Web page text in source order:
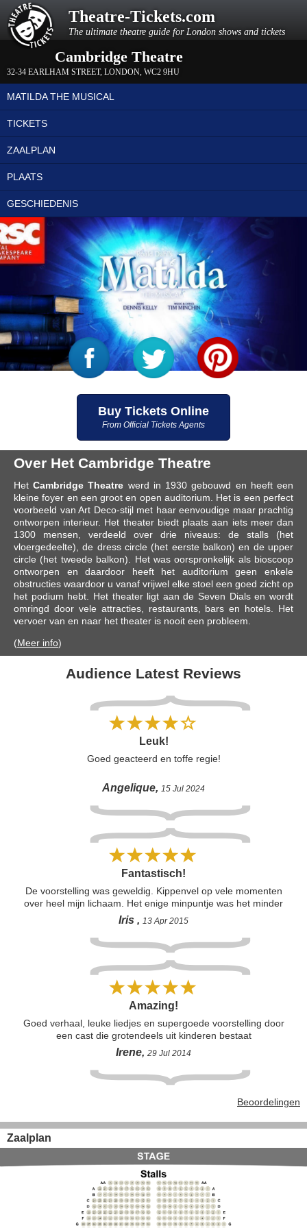
Theatre-Tickets.com
The ultimate theatre guide for London shows and tickets
Cambridge Theatre
32-34 EARLHAM STREET, LONDON, WC2 9HU
MATILDA THE MUSICAL
TICKETS
ZAALPLAN
PLAATS
GESCHIEDENIS
Buy Tickets Online
From Official Tickets Agents
Over Het Cambridge Theatre
HetCambridge Theatre werd in 1930 gebouwd en heeft een
kleine foyer en een groot en open auditorium. Het is een perfect
voorbeeld van Art Deco-stijl met haar eenvoudige maar prachtig
ontworpen interieur. Het theater biedt plaats aan iets meer dan
1300 mensen, verdeeld over drie niveaus: de stalls (het
vloergedeelte), de dress circle (het eerste balkon) en de upper
circle (het tweede balkon). Het was oorspronkelijk als bioscoop
ontworpen en daardoor heeft het auditorium geen enkele
obstructies waardoor u vanaf vrijwel elke stoel een goed zicht op
het podium hebt. Het theater ligt aan de Seven Dials en wordt
omringd door vele attracties, restaurants, bars en hotels. Het
vervoer van en naar het theater is nooit een probleem.
(Meer info)
Audience Latest Reviews
Leuk!
Goed geacteerd en toffe regie!
Angelique, 15 Jul 2024
Fantastisch!
De voorstelling was geweldig. Kippenvel op vele momenten
over heel mijn lichaam. Het enige minpuntje was het minder
articuleren van Matilda. Maar dat werd ruim goed gemaakt
door het sublieme acteerwerk, de krachtige dans en de
fantastische stemmen!
Iris , 13 Apr 2015
Amazing!
Goed verhaal, leuke liedjes en supergoede voorstelling door
een cast die grotendeels uit kinderen bestaat
Irene, 29 Jul 2014
Beoordelingen
Zaalplan